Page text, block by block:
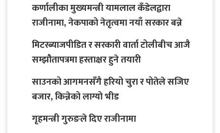
कर्णालीका मुख्यमन्त्री यामलाल कँडेलद्वारा
राजीनामा, नेकपाको नेतृत्वमा नयाँ सरकार बन्ने
मिटरब्याजपीडित र सरकारी वार्ता टोलीबीच आजै
सम्झौतापत्रमा हस्ताक्षर हुने तयारी
साउनको आगमनसँगै हरियो चुरा र पोतेले सजिए
बजार, किन्नेको लाग्यो भीड
गृहमन्त्री गुरुङले दिए राजीनामा